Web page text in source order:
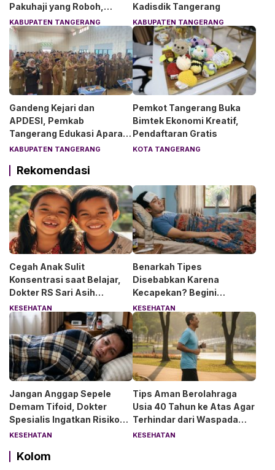
Pakuhaji yang Roboh,
Pemilik Menangis Haru
KABUPATEN TANGERANG
Kadisdik Tangerang
KABUPATEN TANGERANG
Gandeng Kejari dan
APDESI, Pemkab
Tangerang Edukasi Aparat
Desa Soal Hukum
KABUPATEN TANGERANG
Pemkot Tangerang Buka
Bimtek Ekonomi Kreatif,
Pendaftaran Gratis
KOTA TANGERANG
Rekomendasi
Cegah Anak Sulit
Konsentrasi saat Belajar,
Dokter RS Sari Asih
Anjurkan 6 Asupan Ini
KESEHATAN
Benarkah Tipes
Disebabkan Karena
Kecapekan? Begini
Penjelasan Dokter RS Sari
Asih Bintaro
KESEHATAN
Jangan Anggap Sepele
Demam Tifoid, Dokter
Spesialis Ingatkan Risiko
Kebocoran Usus
KESEHATAN
Tips Aman Berolahraga
Usia 40 Tahun ke Atas Agar
Terhindar dari Waspada
“Angin Duduk”
KESEHATAN
Kolom